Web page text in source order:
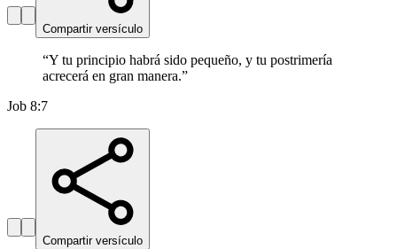
Compartir versículo
“Y tu principio habrá sido pequeño, y tu postrimería
acrecerá en gran manera.”
Job 8:7
Compartir versículo